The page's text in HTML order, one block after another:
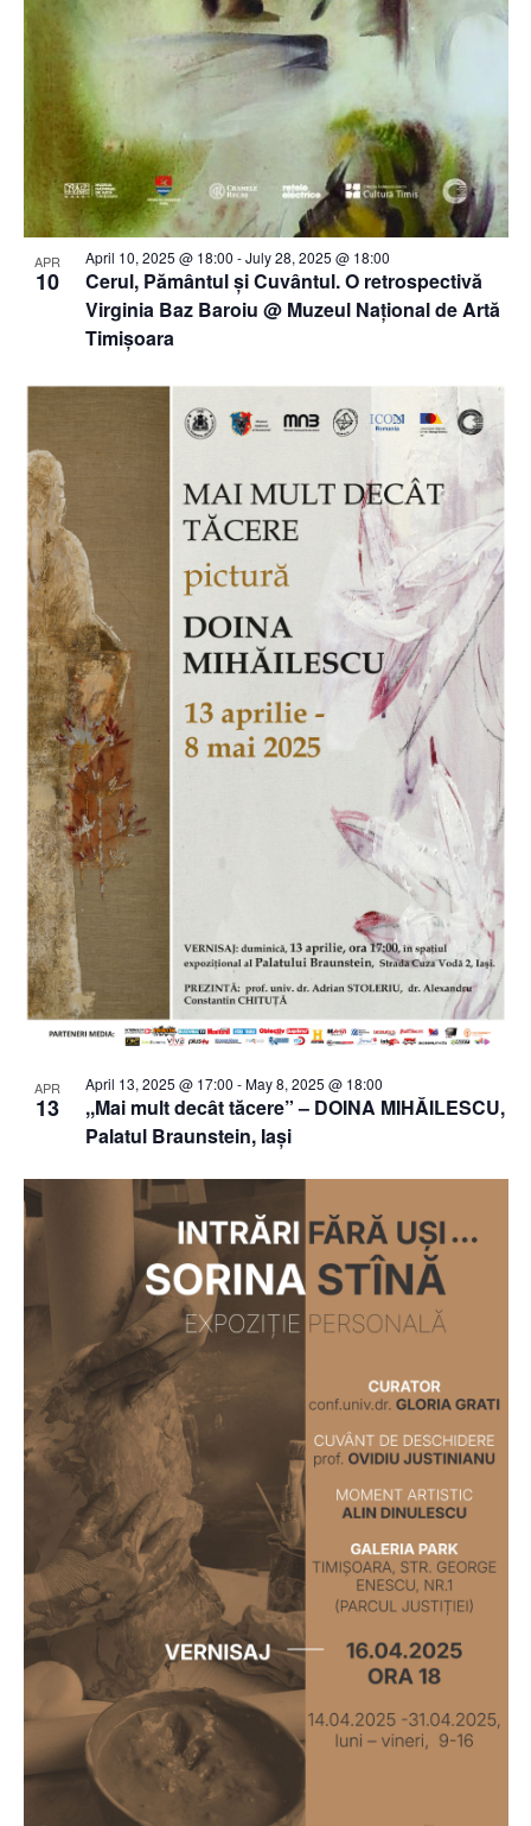
APR
10
Cerul, Pământul și Cuvântul. O retrospectivă
Virginia Baz Baroiu @ Muzeul Național de Artă
Timișoara
April 10, 2025 @ 18:00 -July 28, 2025 @ 18:00
APR
13
,,​M​ai mult decât tăcere” – ​D​OINA MIHĂILESCU,
Palatul Braunstein, Iași
April 13, 2025 @ 17:00 -May 8, 2025 @ 18:00